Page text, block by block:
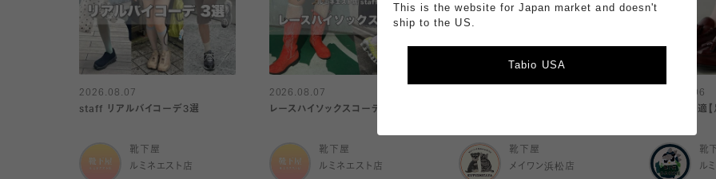
2026.08.07
staff リアルバイコーデ3選
靴下屋
ルミネエスト店
2026.08.07
レースハイソックスコーデ
靴下屋
ルミネエスト店
靴下屋
メイワン浜松店
2026.08.06
素足より快適
靴
ル
This is the website for Japan market and doesn't
ship to the US.
Tabio USA